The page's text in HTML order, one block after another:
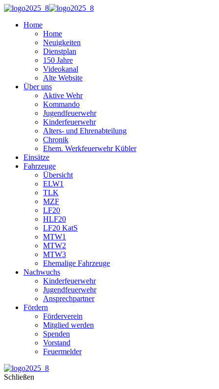
Home
Home
Neuigkeiten
Dienstplan
150 Jahre
Videokanal
Alte Website
Über uns
Aktive Wehr
Kommando
Jugendfeuerwehr
Kinderfeuerwehr
Alters- und Ehrenabteilung
Chronik
Ehem. Werkfeuerwehr Kübler
Einsätze
Fahrzeuge
Übersicht
ELW1
TLK
MZF
LF20
HLF20
LF20 KatS
MTW1
MTW2
MTW3
Ehemalige Fahrzeuge
Nachwuchs
Kinderfeuerwehr
Jugendfeuerwehr
Ansprechpartner
Fördern
Förderverein
Mitglied werden
Spenden
Vorstand
Feuermelder
Schließen